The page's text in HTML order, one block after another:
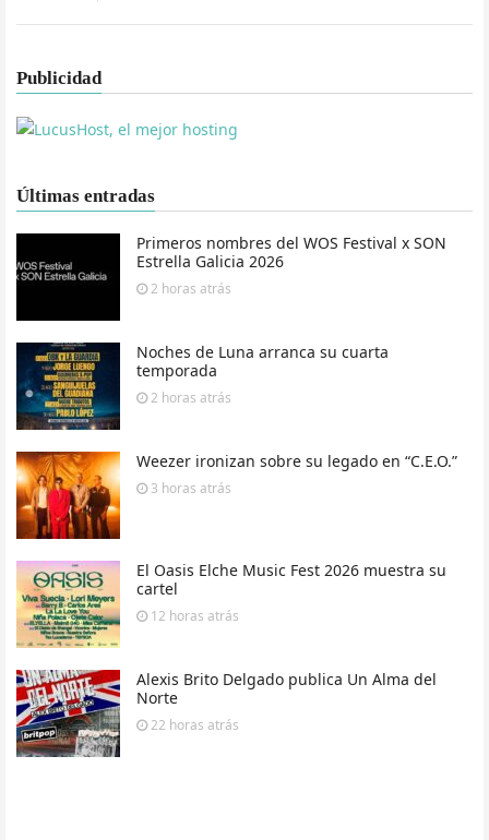
Publicidad
Últimas entradas
Primeros nombres del WOS Festival x SON
Estrella Galicia 2026
2 horas atrás
Noches de Luna arranca su cuarta
temporada
2 horas atrás
Weezer ironizan sobre su legado en “C.E.O.”
3 horas atrás
El Oasis Elche Music Fest 2026 muestra su
cartel
12 horas atrás
Alexis Brito Delgado publica Un Alma del
Norte
22 horas atrás